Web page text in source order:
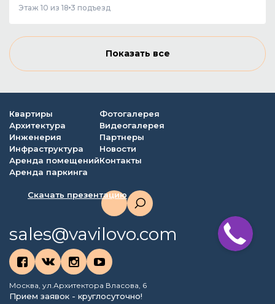
Этаж 10 из 18 3 подъезд
Показать все
Квартиры
Архитектура
Инженерия
Инфраструктура
Аренда помещений
Аренда паркинга
Фотогалерея
Видеогалерея
Партнеры
Новости
Контакты
Скачать презентацию
sales@vavilovo.com
Москва, ул.Архитектора Власова, 6
Прием заявок - круглосуточно!